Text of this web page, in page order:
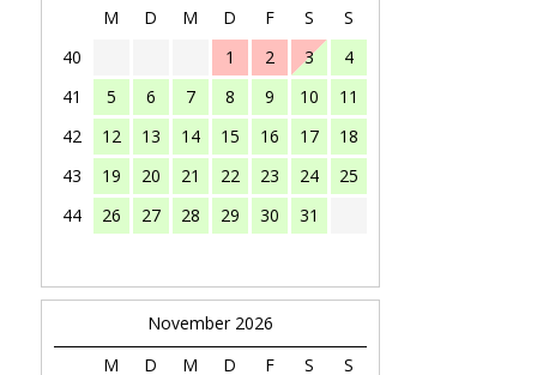
M D M D F S
S
40
1 2 3
4
41
5 6 7 8 9 10
11
42
12 13 14 15 16 17
18
43
19 20 21 22 23 24
25
44
26 27 28 29 30 31
November 2026
M
D M D F S
S